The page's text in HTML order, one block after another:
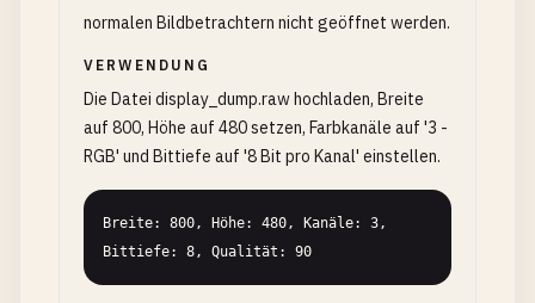
normalen Bildbetrachtern nicht geöffnet werden.
VERWENDUNG
Die Datei display_dump.raw hochladen, Breite
auf 800, Höhe auf 480 setzen, Farbkanäle auf '3 -
RGB' und Bittiefe auf '8 Bit pro Kanal' einstellen.
Breite: 800, Höhe: 480, Kanäle: 3,
Bittiefe: 8, Qualität: 90